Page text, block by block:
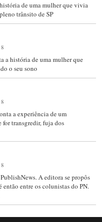
de uma mulher que vivia
trânsito de SP
a história de uma mulher que
o seu sono
a experiência de um
for transgredir, fuja dos
A editora se propôs
entre os colunistas do PN.